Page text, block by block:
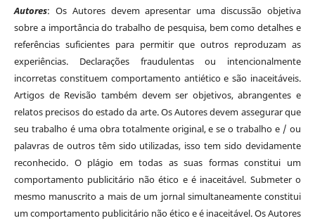
Autores: Os Autores devem apresentar uma discussão objetiva
sobre a importância do trabalho de pesquisa, bem como detalhes e
referências suficientes para permitir que outros reproduzam as
experiências. Declarações fraudulentas ou intencionalmente
incorretas constituem comportamento antiético e são inaceitáveis.
Artigos de Revisão também devem ser objetivos, abrangentes e
relatos precisos do estado da arte. Os Autores devem assegurar que
seu trabalho é uma obra totalmente original, e se o trabalho e / ou
palavras de outros têm sido utilizadas, isso tem sido devidamente
reconhecido. O plágio em todas as suas formas constitui um
comportamento publicitário não ético e é inaceitável. Submeter o
mesmo manuscrito a mais de um jornal simultaneamente constitui
um comportamento publicitário não ético e é inaceitável. Os Autores